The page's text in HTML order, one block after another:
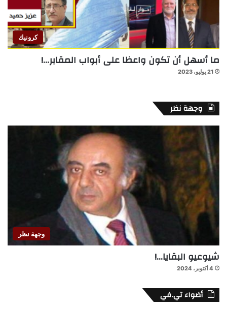
كرونيك
ما أسهل أن تكون واعظا على أبواب المقابر…!
21 يوليو، 2023
وجهة نظر
وجهة نظر
شيوعيو البقايا…!
4 أكتوبر، 2024
أضواء تي.في